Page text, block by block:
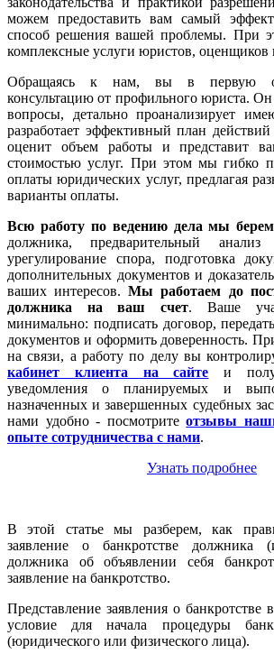
можем предоставить вам самый
способ решения вашей проблемы. При
комплексные услуги юристов, оценщиков
Обращаясь к нам, вы в первую
консультацию от профильного юриста.
вопросы, детально проанализирует
разработает эффективный план
оценит объем работы и представит
стоимостью услуг. При этом мы гибко
оплаты юридических услуг, предлагая
варианты оплаты.
Всю работу по ведению дела мы
должника, предварительный анализ
урегулирование спора, подготовка
дополнительных документов и
ваших интересов.Мы работаем до
должника на ваш счет. Ваше
минимально: подписать договор,
документов и оформить доверенность.
на связи, а работу по делу вы
кабинет клиента на сайте и
уведомления о планируемых и
назначенных и завершенных судебных
нами удобно - посмотритеотзывы
опыте сотрудничества с нами.
Узнать подробнее
В этой статье мы разберем, как
заявление о банкротстве должника
должника об объявлении себя
заявление на банкротство.
Представление заявления о банкротстве
условие для начала процедуры
(юридического или физического лица).